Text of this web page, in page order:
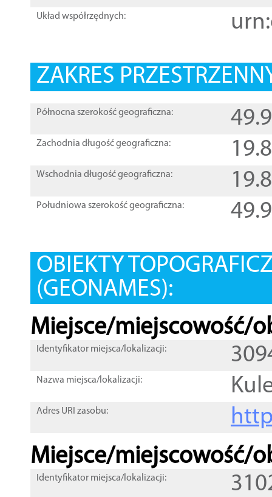
Układ współrzędnych:
ZAKRES
Północna szerokość geograficzna:
Zachodnia długość geograficzna:
Wschodnia długość geograficzna:
Południowa szerokość geograficzna:
OBIEKTY
(GEONAMES):
Miejsce/miejscowość/
Identyfikator miejsca/lokalizacji:
Nazwa miejsca/lokalizacji:
Adres URI zasobu:
Miejsce/miejscowość/
Identyfikator miejsca/lokalizacji: